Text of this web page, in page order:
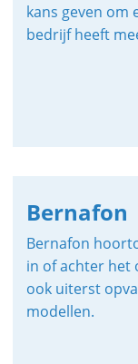
kans geven om
bedrijf heeft
Bernafon
Bernafon
in of achter het
ook uiterst
modellen.